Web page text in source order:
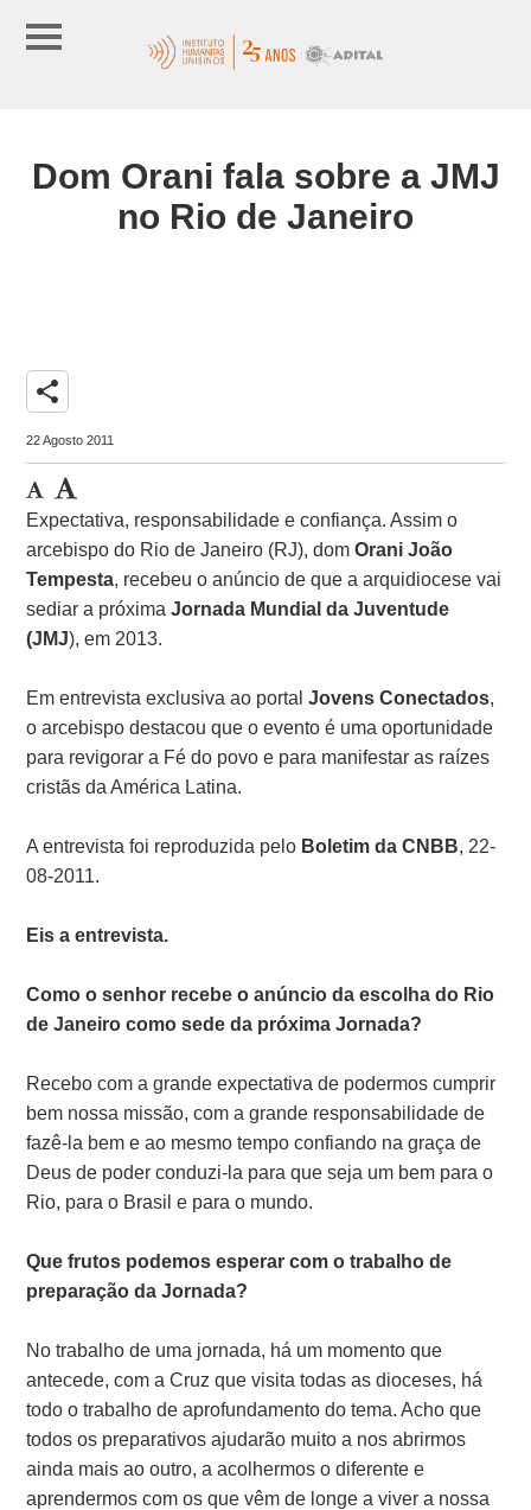
Dom Orani fala sobre a JMJ
no Rio de Janeiro
share
22 Agosto 2011
Expectativa, responsabilidade e confiança. Assim o
arcebispo do Rio de Janeiro (RJ), domOrani João
Tempesta, recebeu o anúncio de que a arquidiocese vai
sediar a próximaJornada Mundial da Juventude
(JMJ), em 2013.
Em entrevista exclusiva ao portalJovens Conectados,
o arcebispo destacou que o evento é uma oportunidade
para revigorar a Fé do povo e para manifestar as raízes
cristãs da América Latina.
A entrevista foi reproduzida pelo Boletim da CNBB, 22-
08-2011.
Eis a entrevista.
Como o senhor recebe o anúncio da escolha do Rio
de Janeiro como sede da próxima Jornada?
Recebo com a grande expectativa de podermos cumprir
bem nossa missão, com a grande responsabilidade de
fazê-la bem e ao mesmo tempo confiando na graça de
Deus de poder conduzi-la para que seja um bem para o
Rio, para o Brasil e para o mundo.
Que frutos podemos esperar com o trabalho de
preparação da Jornada?
No trabalho de uma jornada, há um momento que
antecede, com a Cruz que visita todas as dioceses, há
todo o trabalho de aprofundamento do tema. Acho que
todos os preparativos ajudarão muito a nos abrirmos
ainda mais ao outro, a acolhermos o diferente e
aprendermos com os que vêm de longe a viver a nossa